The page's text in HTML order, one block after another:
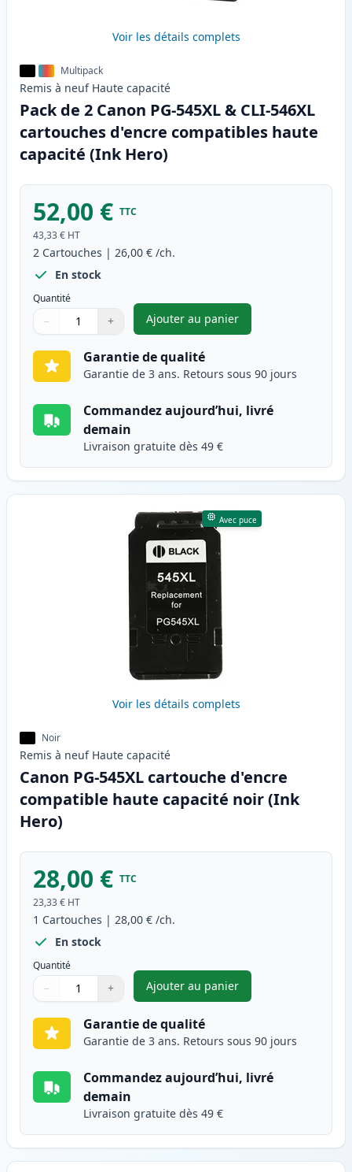
Voir les détails complets
Multipack
Remis à neuf Haute capacité
Pack de 2 Canon PG-545XL & CLI-546XL
cartouches d'encre compatibles haute
capacité (Ink Hero)
52,00 € TTC
43,33 € HT
2 Cartouches | 26,00 € /ch.
En stock
Quantité
Quantité
Utilisez les boutons pour ajuster
− +
Quantité
Ajouter au panier
,Pack de 2 Canon PG-545XL
Garantie de qualité
Garantie de 3 ans. Retours sous 90 jours
Commandez aujourd’hui, livré
demain
Livraison gratuite dès 49 €
Avec puce
Voir les détails complets
Noir
Remis à neuf Haute capacité
Canon PG-545XL cartouche d'encre
compatible haute capacité noir (Ink
Hero)
28,00 € TTC
23,33 € HT
1 Cartouches | 28,00 € /ch.
En stock
Quantité
Quantité
Utilisez les boutons pour ajuster
− +
Quantité
Ajouter au panier
,Canon PG-545XL cartouche
Garantie de qualité
Garantie de 3 ans. Retours sous 90 jours
Commandez aujourd’hui, livré
demain
Livraison gratuite dès 49 €